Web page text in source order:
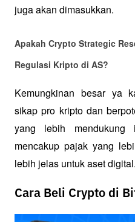
juga akan dimasukkan.
Apakah Crypto Strategic
Regulasi Kripto di AS?
Kemungkinan besar ya
sikap pro kripto dan
yang lebih
mencakup pajak yang
lebih jelas untuk aset digital.
Cara Beli Crypto di